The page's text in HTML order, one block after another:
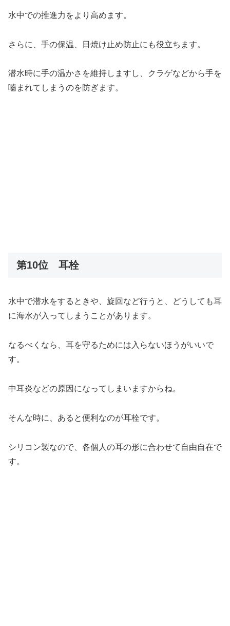
水中での推進力をより高めます。
さらに、手の保温、日焼け止め防止にも役立ちます。
潜水時に手の温かさを維持しますし、クラゲなどから手を
嚙まれてしまうのを防ぎます。
第10位 耳栓
水中で潜水をするときや、旋回など行うと、どうしても耳
に海水が入ってしまうことがあります。
なるべくなら、耳を守るためには入らないほうがいいで
す。
中耳炎などの原因になってしまいますからね。
そんな時に、あると便利なのが耳栓です。
シリコン製なので、各個人の耳の形に合わせて自由自在で
す。